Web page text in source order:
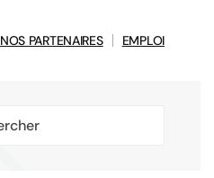
NOS PARTENAIRES EMPLOI